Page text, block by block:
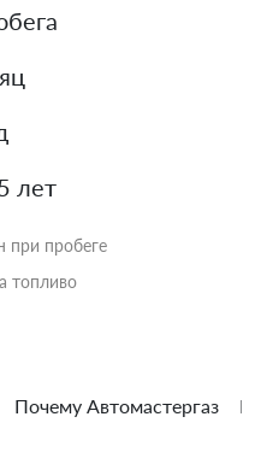
лет
при пробеге
топливо
Почему Автомастергаз